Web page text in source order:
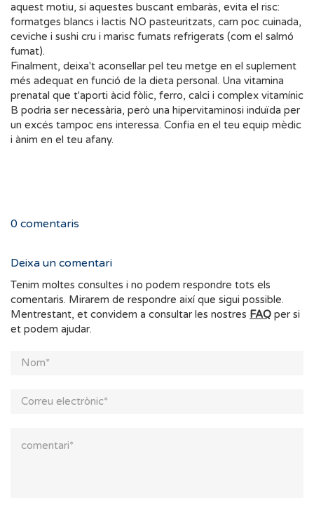
aquest motiu, si aquestes buscant embaràs, evita el risc:
formatges blancs i lactis NO pasteuritzats, carn poc cuinada,
ceviche i sushi cru i marisc fumats refrigerats (com el salmó
fumat).
Finalment, deixa't aconsellar pel teu metge en el suplement
més adequat en funció de la dieta personal. Una vitamina
prenatal que t'aporti àcid fòlic, ferro, calci i complex vitamínic
B podria ser necessària, però una hipervitaminosi induïda per
un excés tampoc ens interessa. Confia en el teu equip mèdic
i ànim en el teu afany.
0 comentaris
Deixa un comentari
Tenim moltes consultes i no podem respondre tots els
comentaris. Mirarem de respondre així que sigui possible.
Mentrestant, et convidem a consultar les nostres FAQ per si
et podem ajudar.